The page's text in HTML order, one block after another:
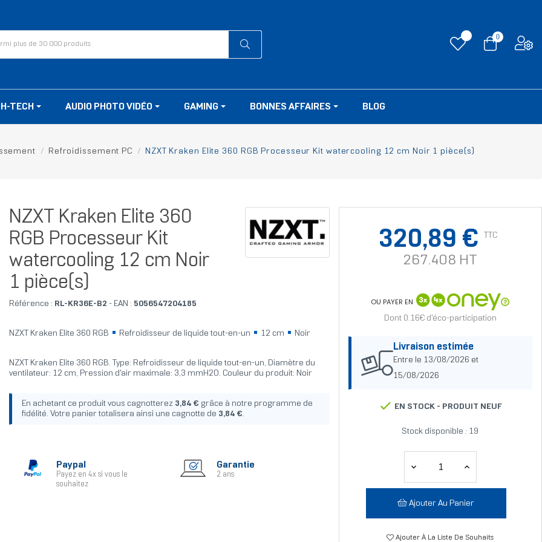
0
TECH AUDIO PHOTO VIDÉO GAMING BONNES AFFAIRES BLOG
Refroidissement PC NZXT Kraken Elite 360 RGB Processeur Kit watercooling 12 cm Noir 1 pièce(s)
NZXT Kraken Elite 360
RGB Processeur Kit
watercooling 12 cm Noir
1 pièce(s)
Référence : RL-KR36E-B2 - EAN : 5056547204185
NZXT Kraken Elite 360 RGB Refroidisseur de liquide tout-en-un 12 cm Noir
NZXT Kraken Elite 360 RGB. Type: Refroidisseur de liquide tout-en-un, Diamètre du
ventilateur: 12 cm, Pression d'air maximale: 3,3 mmH2O. Couleur du produit: Noir
En achetant ce produit vous cagnotterez 3,84 € grâce à notre programme de
fidélité. Votre panier totalisera ainsi une cagnotte de 3,84 €.
Paypal
Payez en 4x si vous le
souhaitez
Garantie
2 ans
320,89 € TTC
267.408 HT
OU PAYER EN
Dont 0.16€ d'éco-participation
Livraison estimée
Entre le 13/08/2026 et
15/08/2026
EN STOCK - PRODUIT NEUF
Stock disponible : 19
Ajouter Au Panier
Ajouter À La Liste De Souhaits